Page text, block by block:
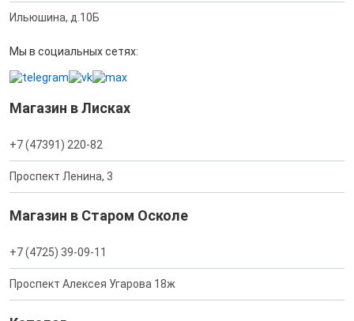
Ильюшина, д.10Б
Мы в социальных сетях:
Магазин в Лисках
+7 (47391) 220-82
Проспект Ленина, 3
Магазин в Старом Осколе
+7 (4725) 39-09-11
Проспект Алексея Угарова 18ж